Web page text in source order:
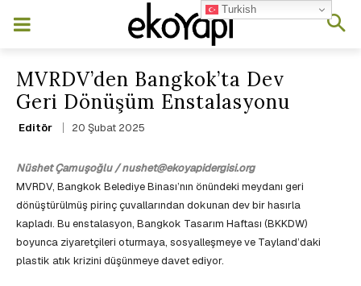
MVRDV’den Bangkok’ta Dev
Geri Dönüşüm Enstalasyonu
Editör 20 Şubat 2025
Nüshet Çamuşoğlu / nushet@ekoyapidergisi.org
MVRDV, Bangkok Belediye Binası’nın önündeki meydanı geri
dönüştürülmüş pirinç çuvallarından dokunan dev bir hasırla
kapladı. Bu enstalasyon, Bangkok Tasarım Haftası (BKKDW)
boyunca ziyaretçileri oturmaya, sosyalleşmeye ve Tayland’daki
plastik atık krizini düşünmeye davet ediyor.
Turkish